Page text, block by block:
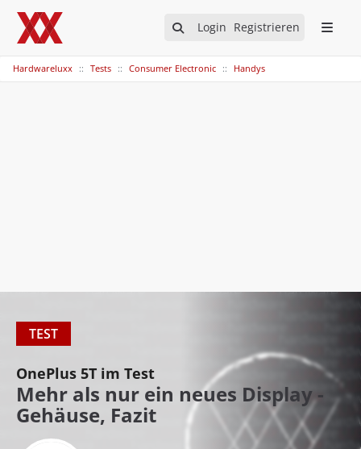
Login Registrieren
Hardwareluxx Tests Consumer Electronic Handys
TEST
OnePlus 5T im Test
Mehr als nur ein neues Display -
Gehäuse, Fazit